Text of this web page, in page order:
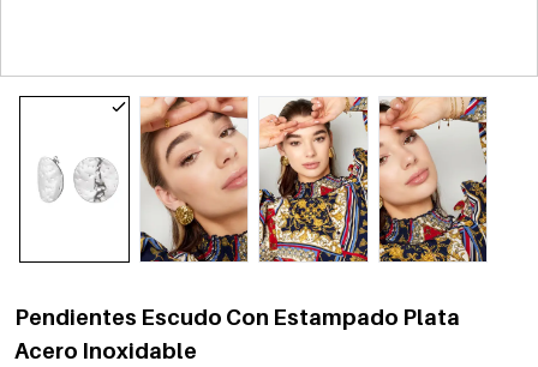
Pendientes Escudo Con Estampado Plata
Acero Inoxidable